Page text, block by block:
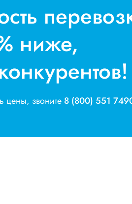
ниже,
цены, звоните 8 (800) 551